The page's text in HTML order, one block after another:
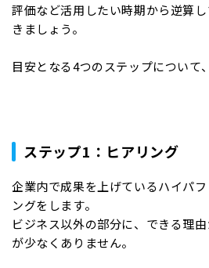
評価など活用したい時期から逆算
きましょう。
目安となる4つのステップについて
ステップ1：ヒアリング
企業内で成果を上げているハイパ
ングをします。
ビジネス以外の部分に、できる理
が少なくありません。